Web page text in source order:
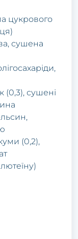
цукрового
сушена
сушені
(0,2),